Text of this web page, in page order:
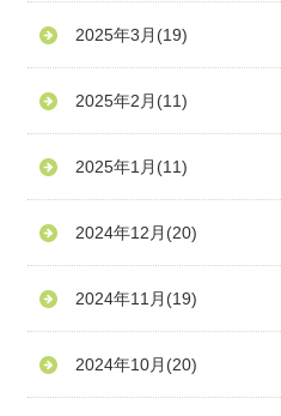
2025年3月 (19)
2025年2月 (11)
2025年1月 (11)
2024年12月 (20)
2024年11月 (19)
2024年10月 (20)